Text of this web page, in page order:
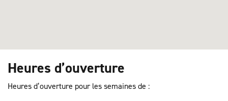
Heures d’ouverture
Heures d’ouverture pour les semaines de :